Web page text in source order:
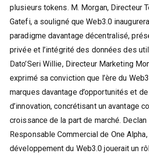
plusieurs tokens. M. Morgan, Directeur
Gatefi, a souligné que Web3.0
paradigme davantage décentralisé,
privée et l’intégrité des données des
Dato’Seri Willie, Directeur Marketing
exprimé sa conviction que l’ère du
marques davantage d’opportunités et
d’innovation, concrétisant un avantage
croissance de la part de marché. Declan
Responsable Commercial de One
développement du Web3.0 jouerait un